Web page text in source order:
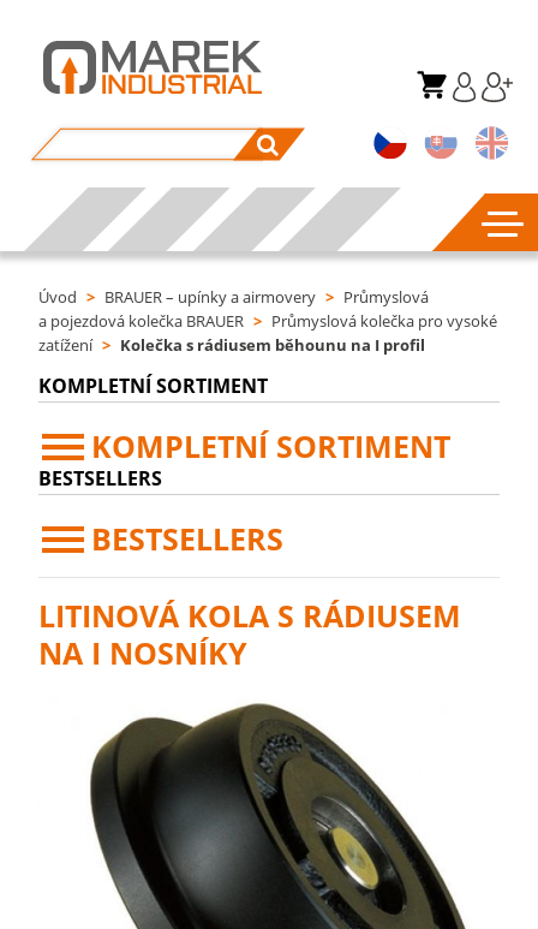
Úvod > BRAUER – upínky a airmovery > Průmyslová
a pojezdová kolečka BRAUER > Průmyslová kolečka pro vysoké
zatížení > Kolečka s rádiusem běhounu na I profil
KOMPLETNÍ SORTIMENT
KOMPLETNÍ SORTIMENT
BESTSELLERS
BESTSELLERS
LITINOVÁ KOLA S RÁDIUSEM
NA I NOSNÍKY